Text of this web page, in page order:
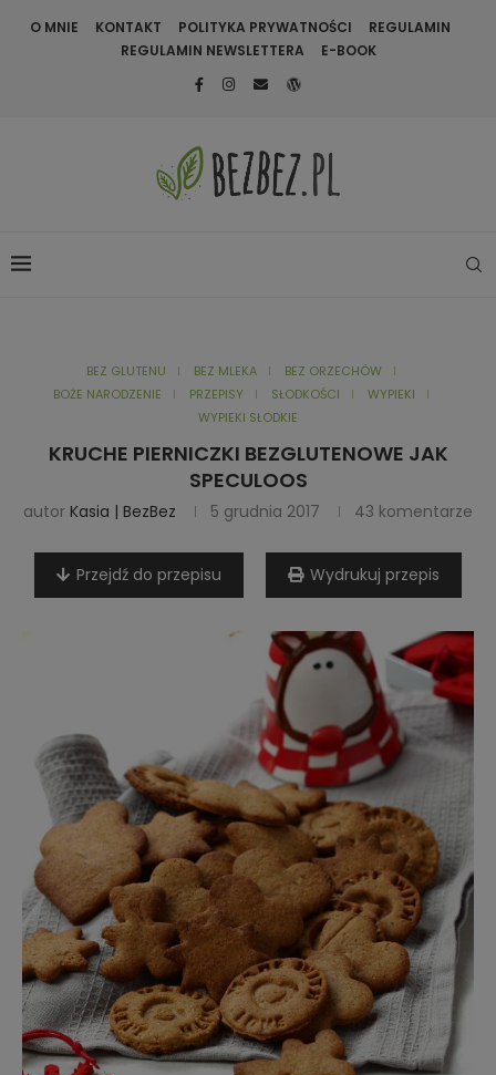
O MNIE KONTAKT POLITYKA PRYWATNOŚCI
REGULAMIN
REGULAMIN NEWSLETTERA
E-BOOK
BEZ GLUTENU BEZ MLEKA
BEZ ORZECHÓW
BOŻE NARODZENIE
PRZEPISY SŁODKOŚCI
WYPIEKI
WYPIEKI SŁODKIE
KRUCHE PIERNICZKI BEZGLUTENOWE JAK
SPECULOOS
autor Kasia | BezBez 5 grudnia 2017 43 komentarze
Przejdź do przepisu Wydrukuj przepis